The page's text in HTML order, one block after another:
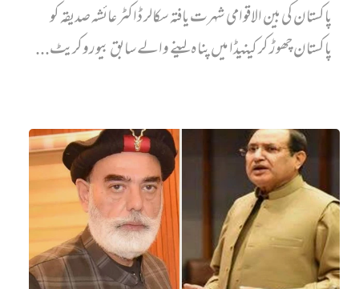
پاکستان کی بین الاقوامی شہرت یافتہ سکالر ڈاکٹر عائشہ صدیقہ کو
پاکستان چھوڑ کر کینیڈا میں پناہ لینے والے سابق بیوروکریٹ...